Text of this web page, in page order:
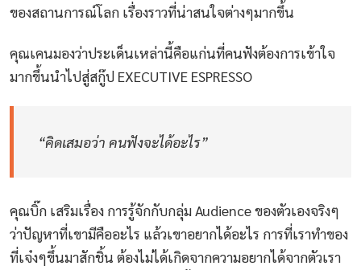
ของสถานการณ์โลก เรื่องราวที่น่าสนใจต่างๆมากขึ้น
คุณเคนมองว่าประเด็นเหล่านี้คือแก่นที่คนฟังต้องการเข้าใจ
มากขึ้นนำไปสู่สกู๊ป EXECUTIVE ESPRESSO
“คิดเสมอว่า คนฟังจะได้อะไร”
คุณบิ๊ก เสริมเรื่อง การรู้จักกับกลุ่ม Audience ของตัวเองจริงๆ
ว่าปัญหาที่เขามีคืออะไร แล้วเขาอยากได้อะไร การที่เราทำของ
ที่เจ๋งๆขึ้นมาสักชิ้น ต้องไม่ได้เกิดจากความอยากได้จากตัวเรา